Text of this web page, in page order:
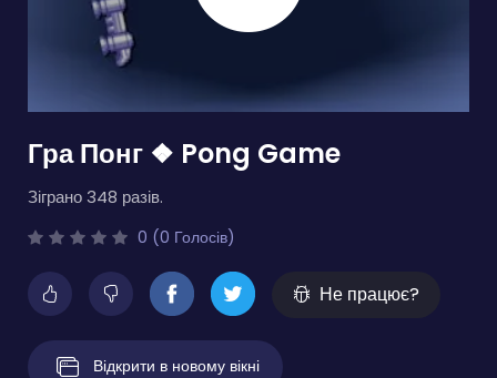
Гра Понг ❖ Pong Game
Зіграно 348 разів.
0 (0 Голосів)
Не працює?
Відкрити в новому вікні